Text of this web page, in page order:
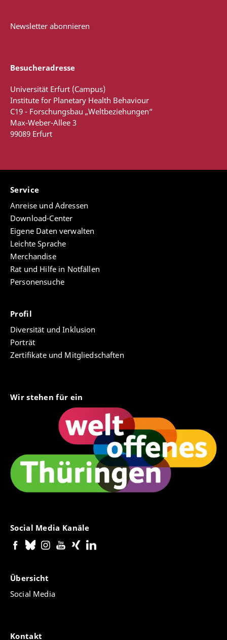
Newsletter abonnieren
Besucheradresse
Universität Erfurt (Campus)
Institute for Planetary Health Behaviour
C19 - Forschungsbau „Weltbeziehungen“
Max-Weber-Allee 3
99089 Erfurt
Service
Anreise und Adressen
Download-Center
Eigene Daten verwalten
Leichte Sprache
Merchandise
Rat und Hilfe in Notfällen
Personensuche
Profil
Diversität und Inklusion
Porträt
Zertifikate und Mitgliedschaften
Wir stehen für ein
Social Media Kanäle
Übersicht
Social Media
Kontakt